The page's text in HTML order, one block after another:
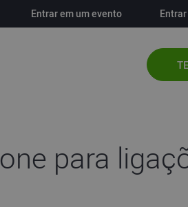
Entrar em um evento Entrar
para